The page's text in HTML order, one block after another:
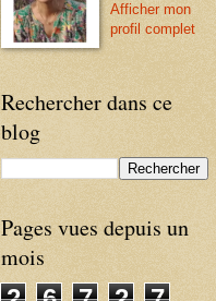
Afficher mon
profil complet
Rechercher dans ce
blog
Pages vues depuis un
mois